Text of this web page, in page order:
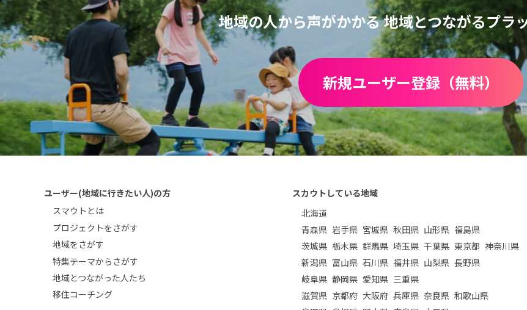
地域の人から声がかかる地域とつながるプラ
新規ユーザー登録（無料）
ユーザー(地域に行きたい人)の方
スマウトとは
プロジェクトをさがす
地域をさがす
特集テーマからさがす
地域とつながった人たち
移住コーチング
スカウトしている地域
北海道
青森県 岩手県 宮城県 秋田県 山形県 福島県
茨城県 栃木県 群馬県 埼玉県 千葉県 東京都 神奈川県
新潟県 富山県 石川県 福井県 山梨県 長野県
岐阜県 静岡県 愛知県 三重県
滋賀県 京都府 大阪府 兵庫県 奈良県 和歌山県